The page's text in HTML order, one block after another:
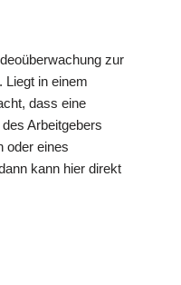
zur
Liegt in einem
dass eine
Arbeitgebers
oder eines
kann hier direkt